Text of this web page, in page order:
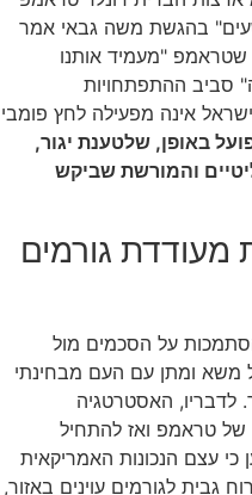
תשעים" בהגשת משה גבאי אמר
שטראמפ "מעמיד אותנו
סביב ההתפתחויות
ישראל אינה מפעילה לחץ פומבי
באופן, שלטענת יגור,
והמורשת שביקש
מעודדת גורמים
על הסכמים מול
משא ומתן עם העם מבחינתי
לדבריו, האסטרטגיה
של טראמפ ואז להתחיל
עצם הנכונות האמריקאית
גבית לגורמים עוינים באזור,